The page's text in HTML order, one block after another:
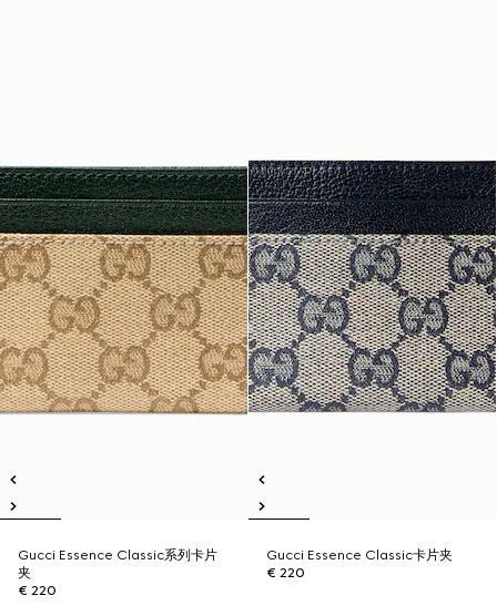
Gucci Essence Classic系列卡片
夹
€ 220
Gucci Essence Classic卡片夹
€ 220